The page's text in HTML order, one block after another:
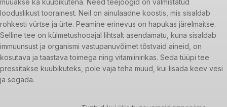
looduslikust toorainest. Neil on ainulaadne koostis, mis sisaldab
rohkesti vürtse ja ürte. Peamine erinevus on hapukas järelmaitse.
Selline tee on külmetushooajal lihtsalt asendamatu, kuna sisaldab
immuunsust ja organismi vastupanuvõimet tõstvaid aineid, on
kosutava ja taastava toimega ning vitamiinirikas. Seda tüüpi tee
pressitakse kuubikuteks, pole vaja teha muud, kui lisada keev vesi
ja segada.